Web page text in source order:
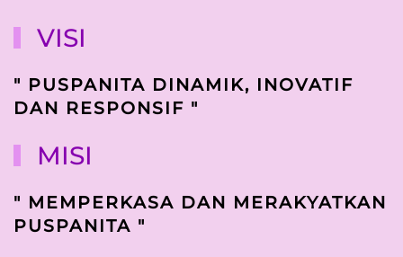
VISI
" PUSPANITA DINAMIK, INOVATIF
DAN RESPONSIF "
MISI
" MEMPERKASA DAN MERAKYATKAN
PUSPANITA "